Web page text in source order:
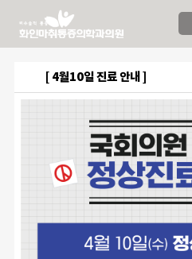
[ 4월10일 진료 안내 ]